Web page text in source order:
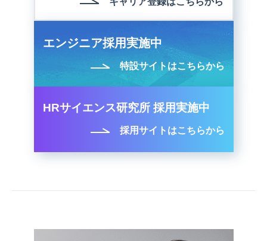
エンジニア採用実施中
特設サイトはこちらから
HRサイエンス研究所 採用実施中
採用サイトはこちらから